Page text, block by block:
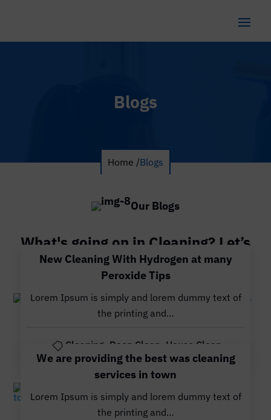
Blogs
Home /Blogs
Our Blogs
What's going on in Cleaning? Let’s
see our blogs
New Cleaning With Hydrogen at many
Peroxide Tips
Cleaning Deep Clean House Clean
Lorem Ipsum is simply and lorem dummy text of
the printing and…
We are providing the best was cleaning
services in town
Lorem Ipsum is simply and lorem dummy text of
the printing and…